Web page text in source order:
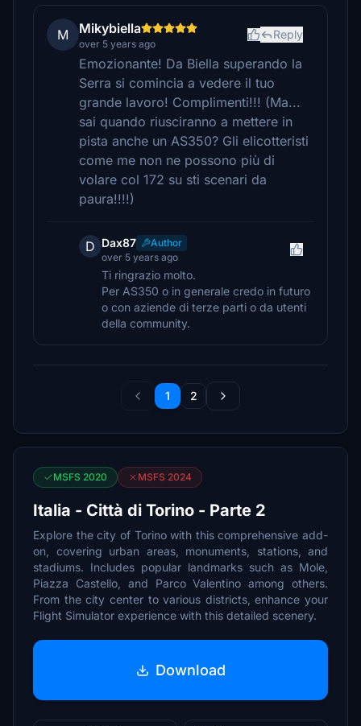
M Mikybiella
over 5 years ago
Reply
Emozionante! Da Biella superando la
Serra si comincia a vedere il tuo
grande lavoro! Complimenti!!! (Ma...
sai quando riusciranno a mettere in
pista anche un AS350? Gli elicotteristi
come me non ne possono più di
volare col 172 su sti scenari da
paura!!!!)
D Dax87
Author
over 5 years ago
Ti ringrazio molto.
Per AS350 o in generale credo in futuro
o con aziende di terze parti o da utenti
della community.
1 2
MSFS 2020 MSFS 2024
Italia - Città di Torino - Parte 2
Explore the city of Torino with this comprehensive add-
on, covering urban areas, monuments, stations, and
stadiums. Includes popular landmarks such as Mole,
Piazza Castello, and Parco Valentino among others.
From the city center to various districts, enhance your
Flight Simulator experience with this detailed scenery.
Download